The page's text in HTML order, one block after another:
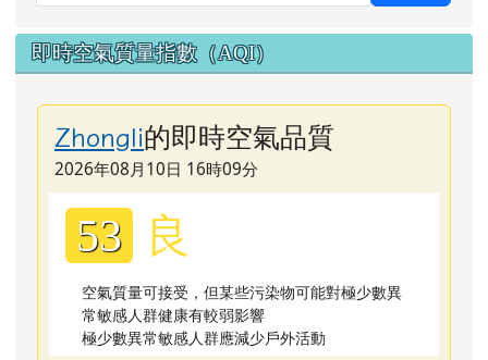
即時空氣質量指數（AQI）
Zhongli的即時空氣品質
2026年08月10日 16時09分
53 良
空氣質量可接受，但某些污染物可能對極少數異
常敏感人群健康有較弱影響
極少數異常敏感人群應減少戶外活動